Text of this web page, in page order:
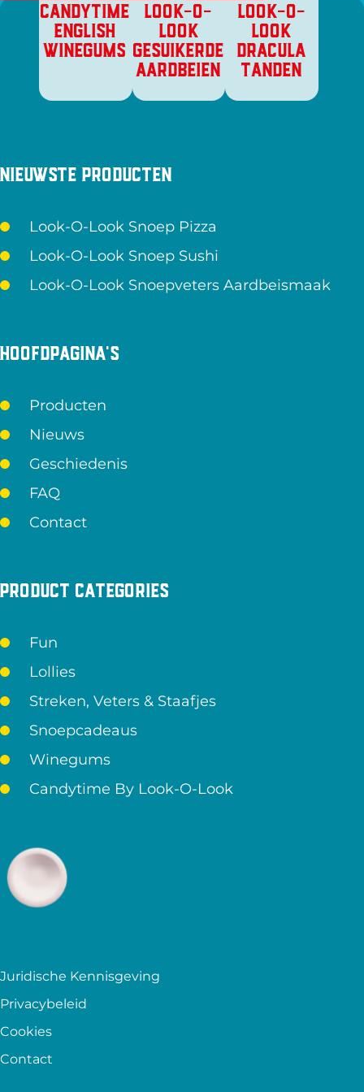
CANDYTIME
ENGLISH
WINEGUMS
LOOK-O-
LOOK
GESUIKERDE
AARDBEIEN
LOOK-O-
LOOK
DRACULA
TANDEN
Nieuwste producten
Look-O-Look Snoep Pizza
Look-O-Look Snoep Sushi
Look-O-Look Snoepveters Aardbeismaak
Hoofdpagina's
Producten
Nieuws
Geschiedenis
FAQ
Contact
Product categories
Fun
Lollies
Streken, Veters & Staafjes
Snoepcadeaus
Winegums
Candytime By Look-O-Look
Juridische Kennisgeving
Privacybeleid
Cookies
Contact